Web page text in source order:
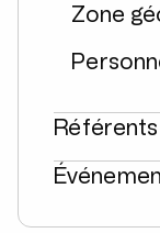
Zone
Référents